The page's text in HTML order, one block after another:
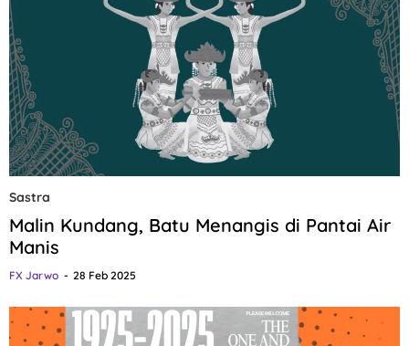
Sastra
Malin Kundang, Batu Menangis di Pantai Air
Manis
FX Jarwo 28 Feb 2025